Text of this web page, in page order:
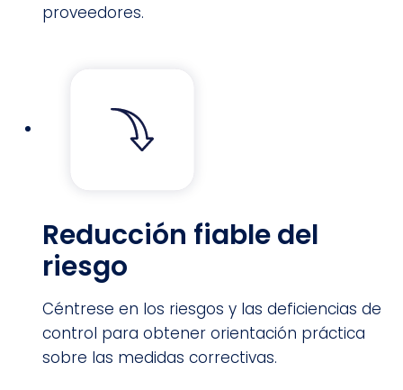
proveedores.
Reducción fiable del
riesgo
Céntrese en los riesgos y las deficiencias de
control para obtener orientación práctica
sobre las medidas correctivas.